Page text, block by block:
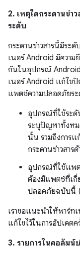
2. เหตุใดกระดานข่า
ระดับ
กระดานข่าวสารนี้มีระ
เนอร์ Android มีควา
กันในอุปกรณ์ Android
เนอร์ Android แก้ไข
แพตช์ความปลอดภัยระ
อุปกรณ์ที่ใช้ระ
ระบุปัญหาทั้งหม
นั้น รวมถึงการ
กระดานข่าวสา
อุปกรณ์ที่ใช้แพ
ต้องมีแพตช์ที่เกี่
ปลอดภัยฉบับนี้
เราขอแนะนำให้พาร์
แก้ไขไว้ในการอัปเดตค
3. รายการในคอลัมน์